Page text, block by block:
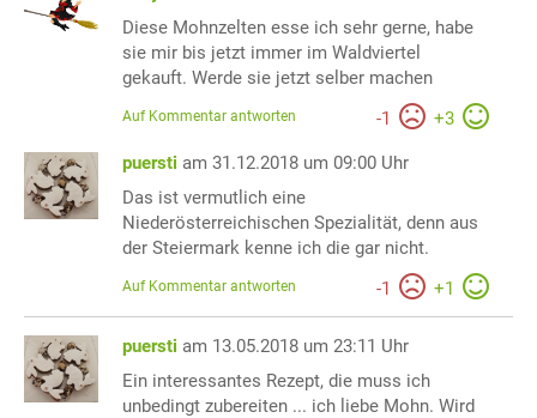
Diese Mohnzelten esse ich sehr gerne, habe
sie mir bis jetzt immer im Waldviertel
gekauft. Werde sie jetzt selber machen
-1 +3
Auf Kommentar antworten
puersti am 31.12.2018 um 09:00 Uhr
Das ist vermutlich eine
Niederösterreichischen Spezialität, denn aus
der Steiermark kenne ich die gar nicht.
-1 +1
Auf Kommentar antworten
puersti am 13.05.2018 um 23:11 Uhr
Ein interessantes Rezept, die muss ich
unbedingt zubereiten ... ich liebe Mohn. Wird